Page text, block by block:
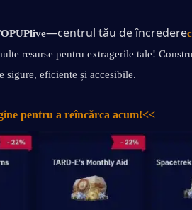
—centrul tău de încredere
resurse pentru extragerile tale!
sigure, eficiente și accesibile.
pentru a reîncărca acum!<<